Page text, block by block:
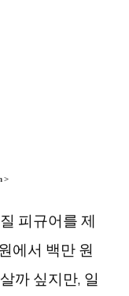
>
피규어를 제
에서 백만 원
까 싶지만, 일